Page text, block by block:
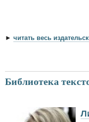
► читать весь
Библиотека